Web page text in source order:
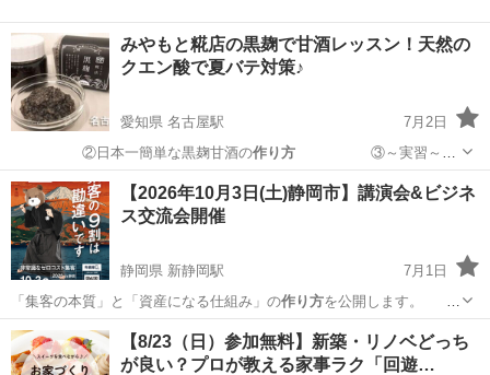
みやもと糀店の黒麹で甘酒レッスン！天然の
クエン酸で夏バテ対策♪
愛知県 名古屋駅
7月2日
②日本一簡単な黒麹甘酒の作り方③～実習～黒
醤油麹作り＆…
愛知 名古屋市 名古屋駅 ワークショップ 本格的
【2026年10月3日(土)静岡市】講演会&ビジネ
ス交流会開催
静岡県 新静岡駅
7月1日
「集客の本質」と「資産になる仕組み」の作り方を公開します。
■講師紹介…
静岡 静岡市 新静岡駅 セミナー 鷹匠
【8/23（日）参加無料】新築・リノベどっち
が良い？プロが教える家事ラク「回遊…